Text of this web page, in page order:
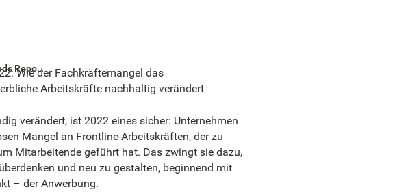
Wie der Fachkräftemangel das
Arbeitskräfte nachhaltig verändert
verändert, ist 2022 eines sicher: Unternehmen
Mangel an Frontline-Arbeitskräften, der zu
Mitarbeitende geführt hat. Das zwingt sie dazu,
und neu zu gestalten, beginnend mit
– der Anwerbung.
Frontline Trends Report 2022: Wie der Fachkräftemangel das Mitarbeitererlebnis für gewerbliche Arbeitskräfte nachhaltig verändert